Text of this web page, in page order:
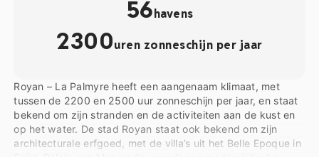
56havens
2300uren zonneschijn per jaar
Royan – La Palmyre heeft een aangenaam klimaat, met
tussen de 2200 en 2500 uur zonneschijn per jaar, en staat
bekend om zijn stranden en de activiteiten aan de kust en
op het water. De stad Royan staat ook bekend om zijn
architecturale erfgoed, met de villa’s uit het Belle Epoque in